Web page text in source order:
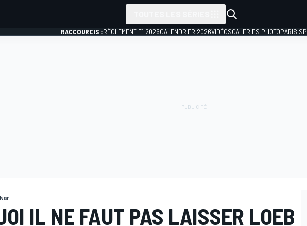
RACCOURCIS :RÈGLEMENT F1 2026CALENDRIER 2026VIDÉOSGALERIES PHOTOPARIS
IL NE FAUT PAS LAISSER LOEB